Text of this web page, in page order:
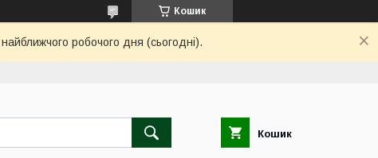
Кошик
робочого дня (сьогодні).
Кошик